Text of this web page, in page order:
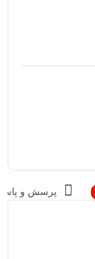
پرسش و